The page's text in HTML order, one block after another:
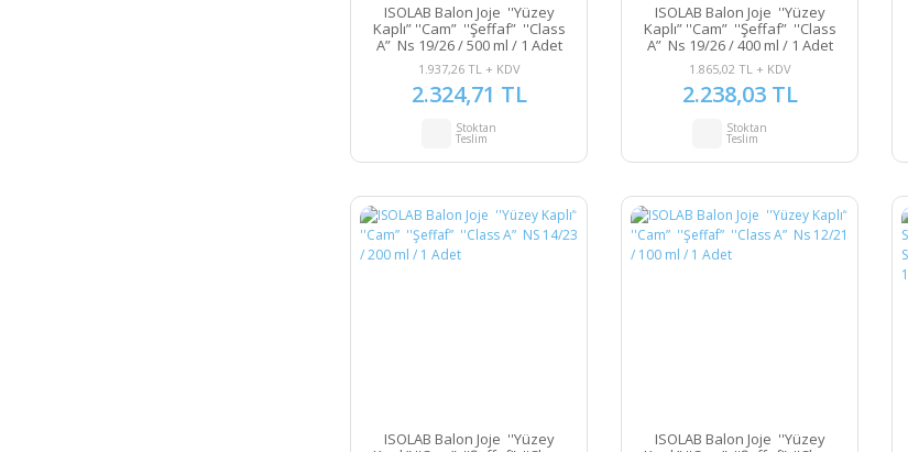
ISOLAB Balon Joje ''Yüzey
Kaplı” ''Cam” ''Şeffaf” ''Class
A” Ns 19/26 / 500 ml / 1 Adet
1.937,26 TL + KDV
2.324,71 TL
Stoktan
Teslim
ISOLAB Balon Joje ''Yüzey
Kaplı” ''Cam” ''Şeffaf” ''Class
A” Ns 19/26 / 400 ml / 1 Adet
1.865,02 TL + KDV
2.238,03 TL
Stoktan
Teslim
ISOLAB Balon Joje ''Yüzey
ISOLAB Balon Joje ''Yüzey